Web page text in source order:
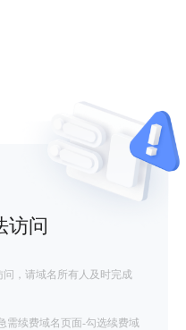
访问
，请域名所有人及时完成
需续费域名页面-勾选续费域